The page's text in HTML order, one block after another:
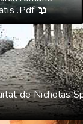
.Pdf 📖
de Nicholas